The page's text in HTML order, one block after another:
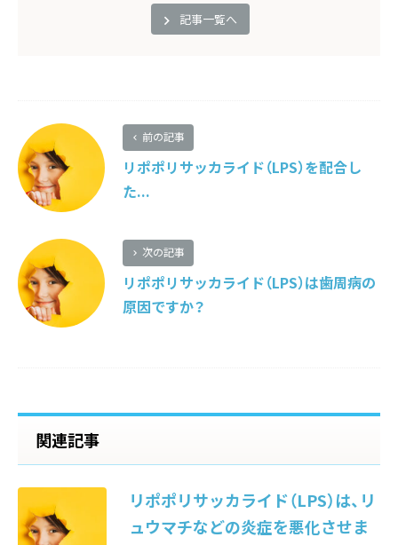
記事一覧へ
前の記事
リポポリサッカライド（LPS）を配合し
た...
次の記事
リポポリサッカライド（LPS）は歯周病の
原因ですか？
関連記事
リポポリサッカライド（LPS）は、リ
ュウマチなどの炎症を悪化させま